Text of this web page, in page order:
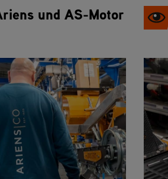
und AS-Motor